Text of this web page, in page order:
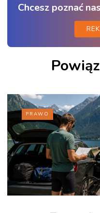
Chcesz poznać
PRAWO